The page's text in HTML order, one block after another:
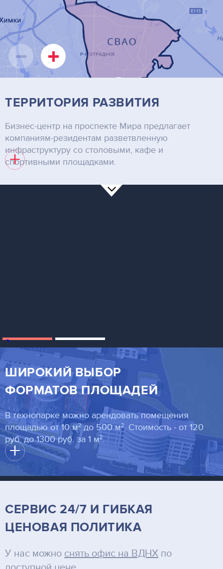
ТЕРРИТОРИЯ РАЗВИТИЯ
Бизнес-центр на проспекте Мира предлагает
компаниям-резидентам разветвленную
инфраструктуру со столовыми, кафе и
спортивными площадками.
+
2
ШИРОКИЙ ВЫБОР
ФОРМАТОВ ПЛОЩАДЕЙ
В технопарке можно арендовать помещения
площадью от 10 м2до 500 м2. Стоимость - от 120
руб. до 1300 руб. за 1 м2.
+
СЕРВИС 24/7 И ГИБКАЯ
ЦЕНОВАЯ ПОЛИТИКА
У нас можно снять офис на ВДНХ по